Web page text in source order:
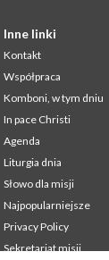
Inne linki
Kontakt
Współpraca
Komboni, w tym dniu
In pace Christi
Agenda
Liturgia dnia
Słowo dla misji
Najpopularniejsze
Privacy Policy
Sekretariat misji